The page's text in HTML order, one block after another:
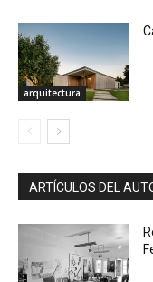
arquitectura
ARTÍCULOS DEL